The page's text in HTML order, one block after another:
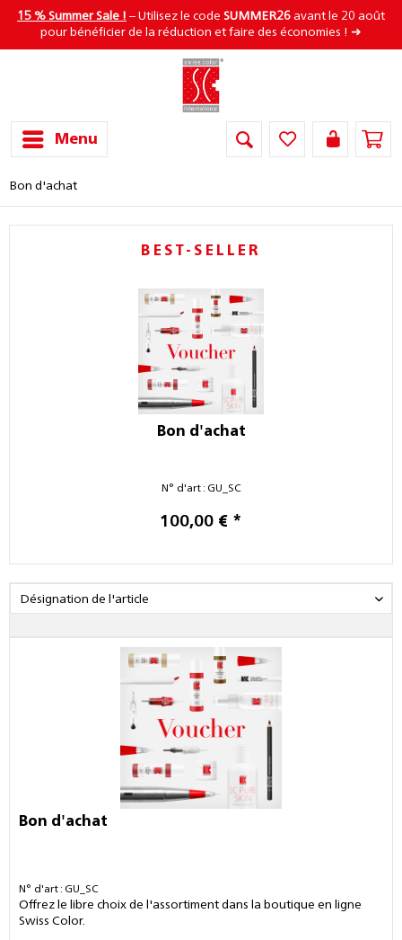
15 % Summer Sale ! – Utilisez le code SUMMER26 avant le 20 août
pour bénéficier de la réduction et faire des économies ! ➜
Menu
Bon d'achat
BEST-SELLER
Bon d'achat
N° d'art : GU_SC
100,00 € *
Bon d'achat
N° d'art : GU_SC
Offrez le libre choix de l'assortiment dans la boutique en ligne
Swiss Color.